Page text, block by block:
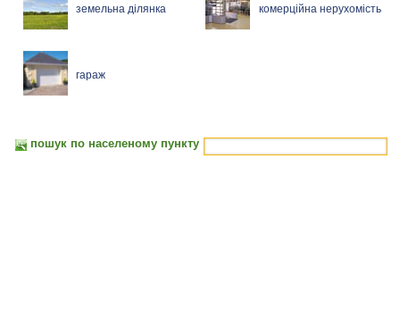
земельна ділянка комерційна нерухомість
гараж
пошук по населеному пункту